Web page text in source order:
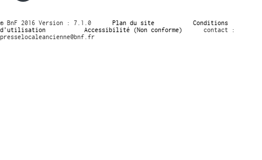
© BnF 2016 Version : 7.1.0 Plan du site
Conditions
d’utilisation
Accessibilité (Non conforme)
contact :
presselocaleancienne@bnf.fr